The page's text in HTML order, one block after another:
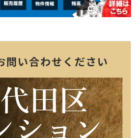
問い合わせください